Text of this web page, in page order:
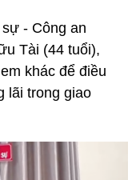
- Công an
Tài (44 tuổi),
khác để điều
lãi trong giao